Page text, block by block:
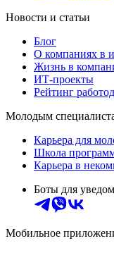
Новости и статьи
Блог
О компаниях в
Жизнь в
ИТ-проекты
Рейтинг
Молодым
Карьера для
Школа
Карьера в
Боты для
Мобильное